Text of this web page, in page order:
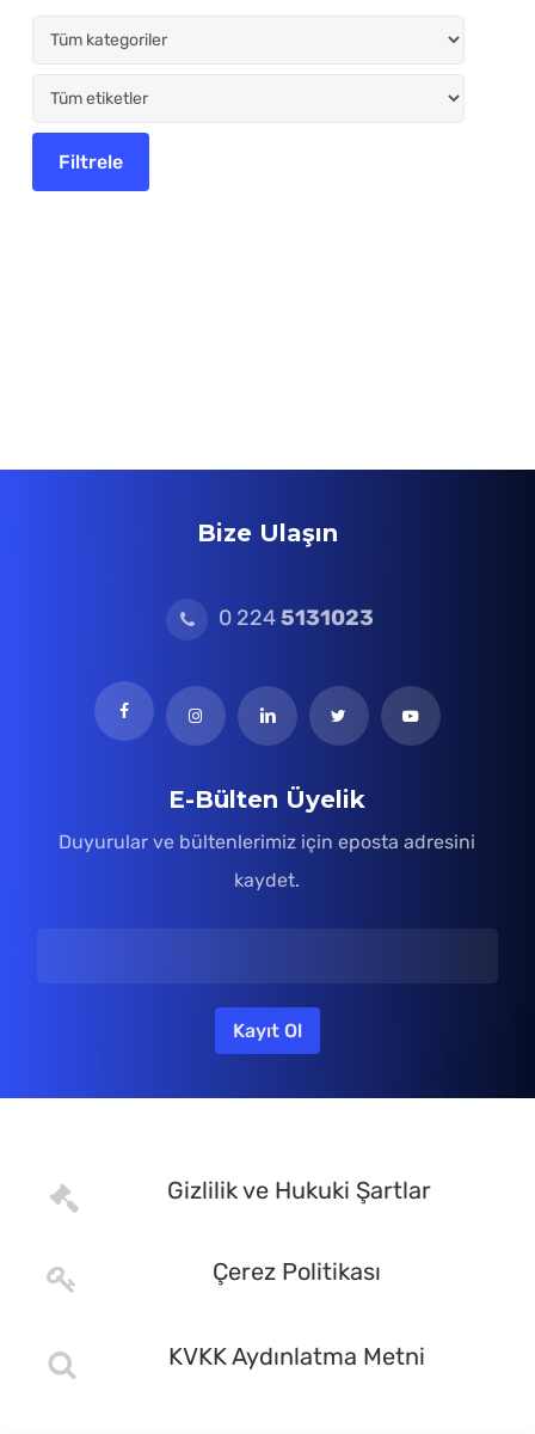
Bize Ulaşın
0 2245131023
E-Bülten Üyelik
Duyurular ve bültenlerimiz için eposta adresini
kaydet.
Gizlilik ve Hukuki Şartlar
Çerez Politikası
KVKK Aydınlatma Metni